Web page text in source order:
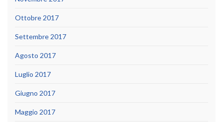
Ottobre 2017
Settembre 2017
Agosto 2017
Luglio 2017
Giugno 2017
Maggio 2017